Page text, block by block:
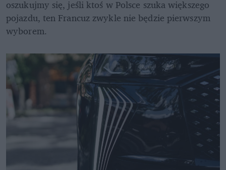
oszukujmy się, jeśli ktoś w Polsce szuka większego
pojazdu, ten Francuz zwykle nie będzie pierwszym
wyborem.